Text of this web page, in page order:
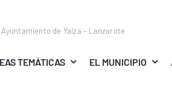
de Yaiza – Lanzarote
TEMÁTICAS EL MUNICIPIO